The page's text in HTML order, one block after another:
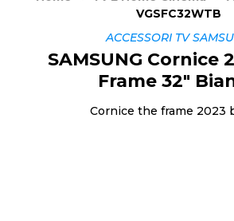
VGSFC32WTB
ACCESSORI TV
SAMSUNG Cornice
Frame 32"
Cornice the frame 2023